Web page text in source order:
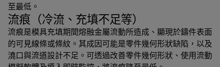
至最低。
流痕（冷流、充填不足等）
流痕是模具充填期間熔融金屬流動所造成、顯現於鑄件表面
的可見線條或條紋。其成因可能是零件幾何形狀缺陷，以及
澆口與流道設計不足。可透過改善零件幾何形狀、使用流動